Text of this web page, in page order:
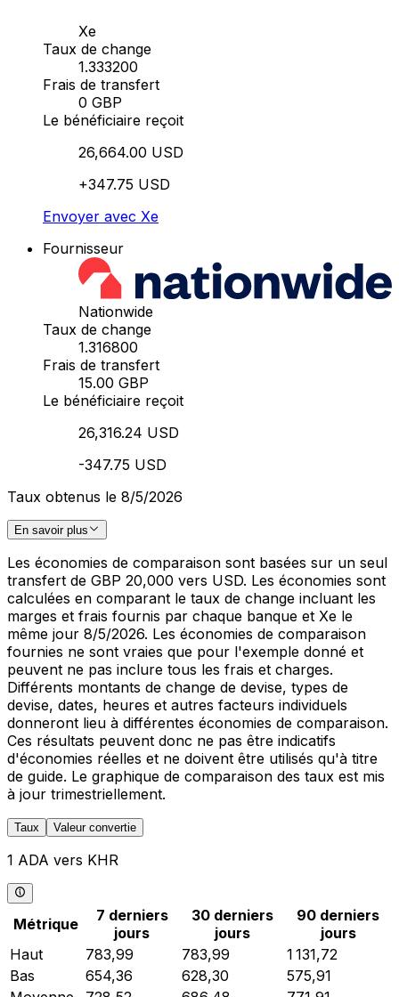
Xe
Taux de change
1.333200
Frais de transfert
0 GBP
Le bénéficiaire reçoit
26,664.00 USD
+347.75 USD
Envoyer avec Xe
Fournisseur
Nationwide
Taux de change
1.316800
Frais de transfert
15.00 GBP
Le bénéficiaire reçoit
26,316.24 USD
-347.75 USD
Taux obtenus le 8/5/2026
En savoir plus
Les économies de comparaison sont basées sur un seul
transfert de GBP 20,000 vers USD. Les économies sont
calculées en comparant le taux de change incluant les
marges et frais fournis par chaque banque et Xe le
même jour 8/5/2026. Les économies de comparaison
fournies ne sont vraies que pour l'exemple donné et
peuvent ne pas inclure tous les frais et charges.
Différents montants de change de devise, types de
devise, dates, heures et autres facteurs individuels
donneront lieu à différentes économies de comparaison.
Ces résultats peuvent donc ne pas être indicatifs
d'économies réelles et ne doivent être utilisés qu'à titre
de guide. Le graphique de comparaison des taux est mis
à jour trimestriellement.
Taux Valeur convertie
1 ADA vers KHR
Métrique
7 derniers
jours
30 derniers
jours
90 derniers
jours
Haut
783,99 783,99
1 131,72
Bas
654,36 628,30
575,91